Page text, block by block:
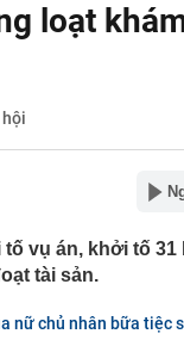
tin rằng nó giúp kiểm
đun nước uống cần bỏ
đình đám kể chuyện quá
lãi suất vào tháng 9
đại học thuộc BIG4 kinh
30 điểm
loạt
tố vụ án, khởi tố
tài sản.
nữ chủ nhân bữa tiệc